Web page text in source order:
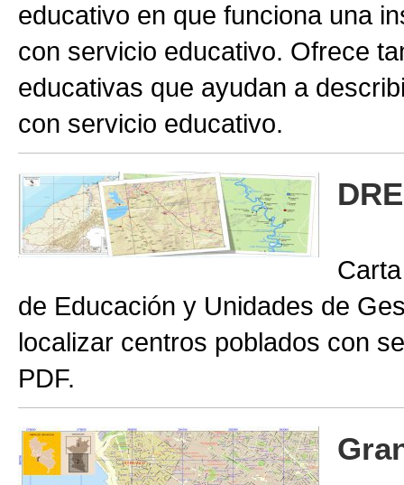
educativo en que funciona una
con servicio educativo. Ofrece
educativas que ayudan a
con servicio educativo.
de Educación y Unidades de
localizar centros poblados con
PDF.